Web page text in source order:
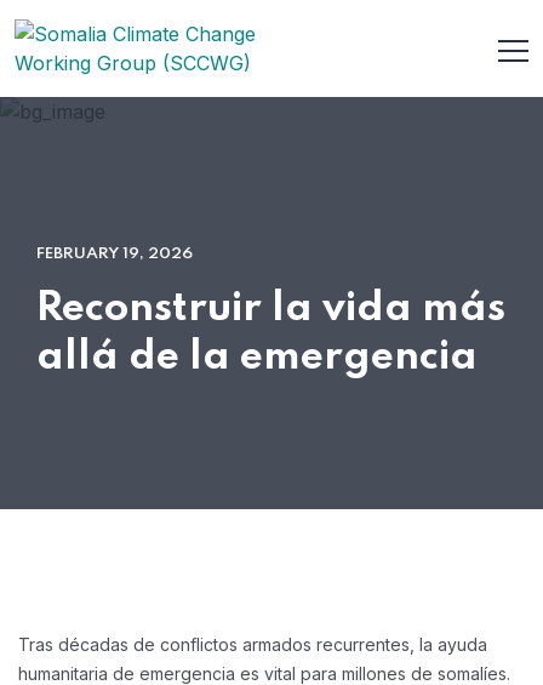
FEBRUARY 19, 2026
Reconstruir la vida más
allá de la emergencia
Tras décadas de conflictos armados recurrentes, la ayuda
humanitaria de emergencia es vital para millones de somalíes.